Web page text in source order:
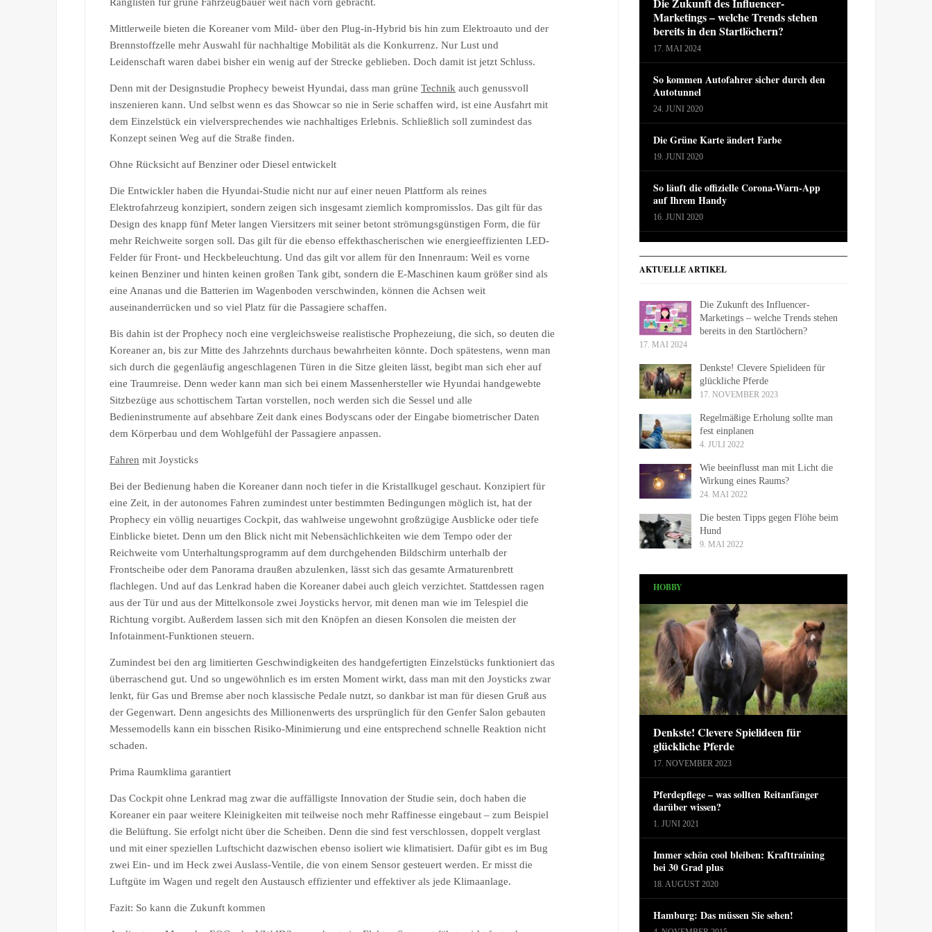
Mittlerweile bieten die Koreaner vom Mild- über den Plug-in-Hybrid bis hin zum Elektroauto und der
Brennstoffzelle mehr Auswahl für nachhaltige Mobilität als die Konkurrenz. Nur Lust und
Leidenschaft waren dabei bisher ein wenig auf der Strecke geblieben. Doch damit ist jetzt Schluss.
Denn mit der Designstudie Prophecy beweist Hyundai, dass man grüne Technik auch genussvoll
inszenieren kann. Und selbst wenn es das Showcar so nie in Serie schaffen wird, ist eine Ausfahrt mit
dem Einzelstück ein vielversprechendes wie nachhaltiges Erlebnis. Schließlich soll zumindest das
Konzept seinen Weg auf die Straße finden.
Ohne Rücksicht auf Benziner oder Diesel entwickelt
Die Entwickler haben die Hyundai-Studie nicht nur auf einer neuen Plattform als reines
Elektrofahrzeug konzipiert, sondern zeigen sich insgesamt ziemlich kompromisslos. Das gilt für das
Design des knapp fünf Meter langen Viersitzers mit seiner betont strömungsgünstigen Form, die für
mehr Reichweite sorgen soll. Das gilt für die ebenso effekthascherischen wie energieeffizienten LED-
Felder für Front- und Heckbeleuchtung. Und das gilt vor allem für den Innenraum: Weil es vorne
keinen Benziner und hinten keinen großen Tank gibt, sondern die E-Maschinen kaum größer sind als
eine Ananas und die Batterien im Wagenboden verschwinden, können die Achsen weit
auseinanderrücken und so viel Platz für die Passagiere schaffen.
Bis dahin ist der Prophecy noch eine vergleichsweise realistische Prophezeiung, die sich, so deuten die
Koreaner an, bis zur Mitte des Jahrzehnts durchaus bewahrheiten könnte. Doch spätestens, wenn man
sich durch die gegenläufig angeschlagenen Türen in die Sitze gleiten lässt, begibt man sich eher auf
eine Traumreise. Denn weder kann man sich bei einem Massenhersteller wie Hyundai handgewebte
Sitzbezüge aus schottischem Tartan vorstellen, noch werden sich die Sessel und alle
Bedieninstrumente auf absehbare Zeit dank eines Bodyscans oder der Eingabe biometrischer Daten
dem Körperbau und dem Wohlgefühl der Passagiere anpassen.
Fahren mit Joysticks
Bei der Bedienung haben die Koreaner dann noch tiefer in die Kristallkugel geschaut. Konzipiert für
eine Zeit, in der autonomes Fahren zumindest unter bestimmten Bedingungen möglich ist, hat der
Prophecy ein völlig neuartiges Cockpit, das wahlweise ungewohnt großzügige Ausblicke oder tiefe
Einblicke bietet. Denn um den Blick nicht mit Nebensächlichkeiten wie dem Tempo oder der
Reichweite vom Unterhaltungsprogramm auf dem durchgehenden Bildschirm unterhalb der
Frontscheibe oder dem Panorama draußen abzulenken, lässt sich das gesamte Armaturenbrett
flachlegen. Und auf das Lenkrad haben die Koreaner dabei auch gleich verzichtet. Stattdessen ragen
aus der Tür und aus der Mittelkonsole zwei Joysticks hervor, mit denen man wie im Telespiel die
Richtung vorgibt. Außerdem lassen sich mit den Knöpfen an diesen Konsolen die meisten der
Infotainment-Funktionen steuern.
Zumindest bei den arg limitierten Geschwindigkeiten des handgefertigten Einzelstücks funktioniert das
überraschend gut. Und so ungewöhnlich es im ersten Moment wirkt, dass man mit den Joysticks zwar
lenkt, für Gas und Bremse aber noch klassische Pedale nutzt, so dankbar ist man für diesen Gruß aus
der Gegenwart. Denn angesichts des Millionenwerts des ursprünglich für den Genfer Salon gebauten
Messemodells kann ein bisschen Risiko-Minimierung und eine entsprechend schnelle Reaktion nicht
schaden.
Prima Raumklima garantiert
Das Cockpit ohne Lenkrad mag zwar die auffälligste Innovation der Studie sein, doch haben die
Koreaner ein paar weitere Kleinigkeiten mit teilweise noch mehr Raffinesse eingebaut – zum Beispiel
die Belüftung. Sie erfolgt nicht über die Scheiben. Denn die sind fest verschlossen, doppelt verglast
und mit einer speziellen Luftschicht dazwischen ebenso isoliert wie klimatisiert. Dafür gibt es im Bug
zwei Ein- und im Heck zwei Auslass-Ventile, die von einem Sensor gesteuert werden. Er misst die
Luftgüte im Wagen und regelt den Austausch effizienter und effektiver als jede Klimaanlage.
Fazit: So kann die Zukunft kommen
Marketings – welche Trends stehen
bereits in den Startlöchern?
17. MAI 2024
So kommen Autofahrer sicher durch den
Autotunnel
24. JUNI 2020
Die Grüne Karte ändert Farbe
19. JUNI 2020
So läuft die offizielle Corona-Warn-App
auf Ihrem Handy
16. JUNI 2020
AKTUELLE ARTIKEL
Die Zukunft des Influencer-
Marketings – welche Trends stehen
bereits in den Startlöchern?
17. MAI 2024
Denkste! Clevere Spielideen für
glückliche Pferde
17. NOVEMBER 2023
Regelmäßige Erholung sollte man
fest einplanen
4. JULI 2022
Wie beeinflusst man mit Licht die
Wirkung eines Raums?
24. MAI 2022
Die besten Tipps gegen Flöhe beim
Hund
9. MAI 2022
HOBBY
Denkste! Clevere Spielideen für
glückliche Pferde
17. NOVEMBER 2023
Pferdepflege – was sollten Reitanfänger
darüber wissen?
1. JUNI 2021
Immer schön cool bleiben: Krafttraining
bei 30 Grad plus
18. AUGUST 2020
Hamburg: Das müssen Sie sehen!